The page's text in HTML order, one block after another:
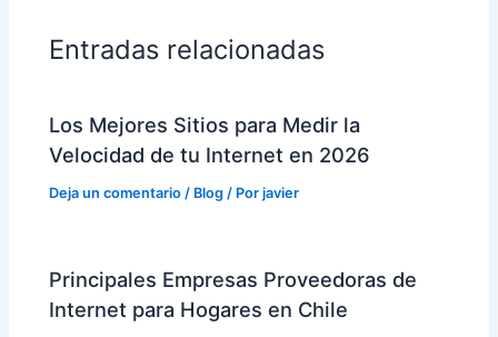
Entradas relacionadas
Los Mejores Sitios para Medir la
Velocidad de tu Internet en 2026
Deja un comentario / Blog / Porjavier
Principales Empresas Proveedoras de
Internet para Hogares en Chile